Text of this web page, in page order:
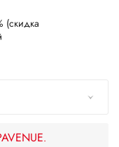
(скидка
.